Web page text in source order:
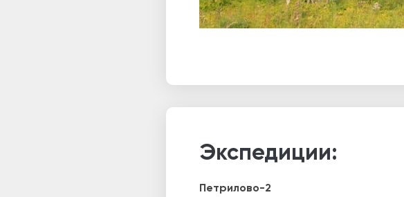
Экспедиции:
Петрилово-2